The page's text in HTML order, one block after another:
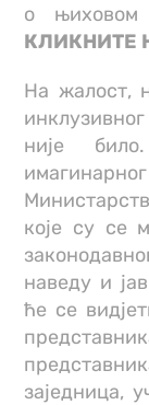
о њиховом
КЛИКНИТЕ
На жалост,
није
које су се
наведу и
ће се
заједница,